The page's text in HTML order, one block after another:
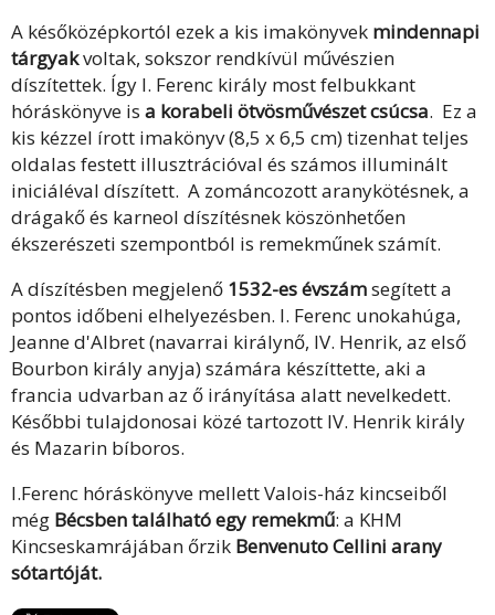
A későközépkortól ezek a kis imakönyvek mindennapi
tárgyakvoltak, sokszor rendkívül művészien
díszítettek. Így I. Ferenc király most felbukkant
hóráskönyve is a korabeli ötvösművészet csúcsa. Ez a
kis kézzel írott imakönyv (8,5 x 6,5 cm) tizenhat teljes
oldalas festett illusztrációval és számos illuminált
iniciáléval díszített. A zománcozott aranykötésnek, a
drágakő és karneol díszítésnek köszönhetően
ékszerészeti szempontból is remekműnek számít.
A díszítésben megjelenő 1532-es évszámsegített a
pontos időbeni elhelyezésben. I. Ferenc unokahúga,
Jeanne d'Albret (navarrai királynő, IV. Henrik, az első
Bourbon király anyja) számára készíttette, aki a
francia udvarban az ő irányítása alatt nevelkedett.
Későbbi tulajdonosai közé tartozott IV. Henrik király
és Mazarin bíboros.
I.Ferenc hóráskönyve mellett Valois-ház kincseiből
még Bécsben található egy remekmű: a KHM
Kincseskamrájában őrzik Benvenuto Cellini arany
sótartóját.